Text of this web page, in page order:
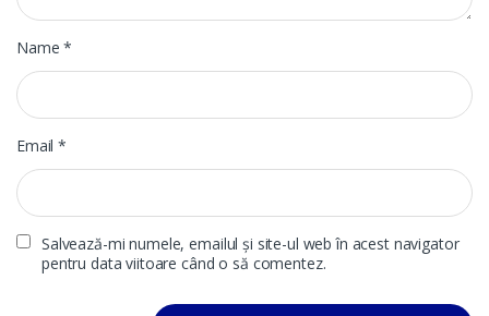
Name*
Email*
Salvează-mi numele, emailul și site-ul web în acest navigator
pentru data viitoare când o să comentez.